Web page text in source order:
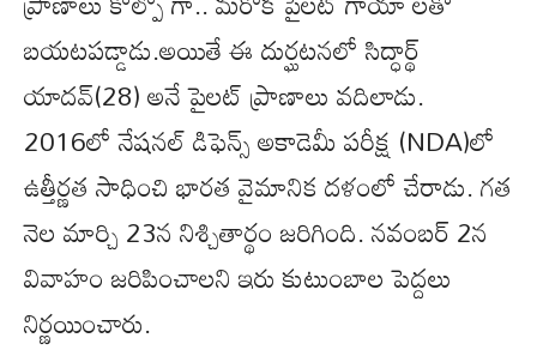
బయటపడ్డాడు.అయితే ఈ దుర్ఘటనలో సిద్ధార్థ్
యాదవ్(28) అనే పైలట్ ప్రాణాలు వదిలాడు.
2016లో నేషనల్ డిఫెన్స్ అకాడెమీ పరీక్ష (NDA)లో
ఉత్తీర్ణత సాధించి భారత వైమానిక దళంలో చేరాడు. గత
నెల మార్చి 23న నిశ్చితార్థం జరిగింది. నవంబర్ 2న
వివాహం జరిపించాలని ఇరు కుటుంబాల పెద్దలు
నిర్ణయించారు.